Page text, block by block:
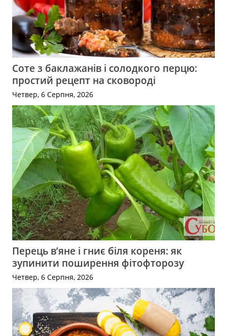
Соте з баклажанів і солодкого перцю:
простий рецепт на сковороді
Четвер, 6 Серпня, 2026
Перець в’яне і гниє біля кореня: як
зупинити поширення фітофторозу
Четвер, 6 Серпня, 2026